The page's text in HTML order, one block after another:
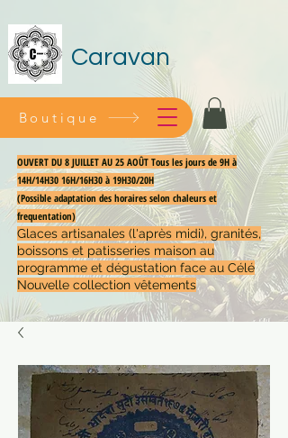
Caravan
OUVERT DU 8 JUILLET AU 25 AOÛT Tous les jours de 9H à
14H/14H30 16H/16H30 à 19H30/20H
(Possible adaptation des horaires selon chaleurs et
frequentation)
Glaces artisanales (l'après midi), granités,
boissons et patisseries maison au
programme et dégustation face au Célé
Nouvelle collection vêtements
Boutique